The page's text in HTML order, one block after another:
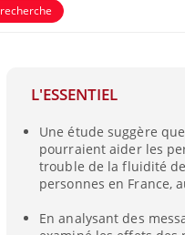
recherche
L'ESSENTIEL
Une étude suggère
pourraient aider les
trouble de la fluidité
personnes en France,
En analysant des